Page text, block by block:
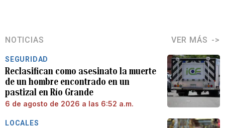
NOTICIAS VER MÁS
SEGURIDAD
Reclasifican como asesinato la muerte
de un hombre encontrado en un
pastizal en Río Grande
6 de agosto de 2026 a las 6:52 a.m.
LOCALES